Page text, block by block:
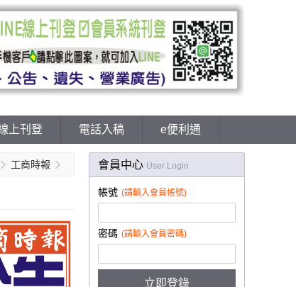
上刊登 電話入稿 e便利通
工商時報 會員中心 User Login
帳號 (請輸入會員帳號)
密碼 (請輸入會員密碼)
1天定價32000元～特惠28800元起-報
頭下全國版刊登訃聞.訃文-聯合報